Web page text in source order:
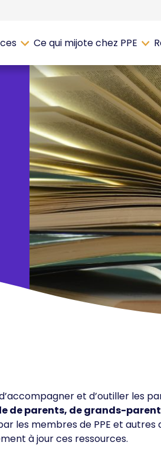
Ce qui mijote chez PPE
et d’outiller les
de parents, de grands-
les membres de PPE et autres
à jour ces ressources.